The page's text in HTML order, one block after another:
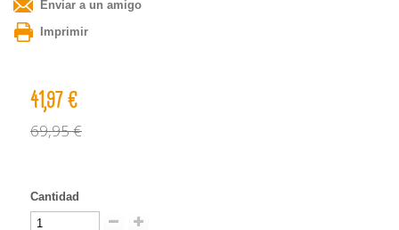
Enviar a un amigo
Imprimir
41,97 €
69,95 €
Cantidad